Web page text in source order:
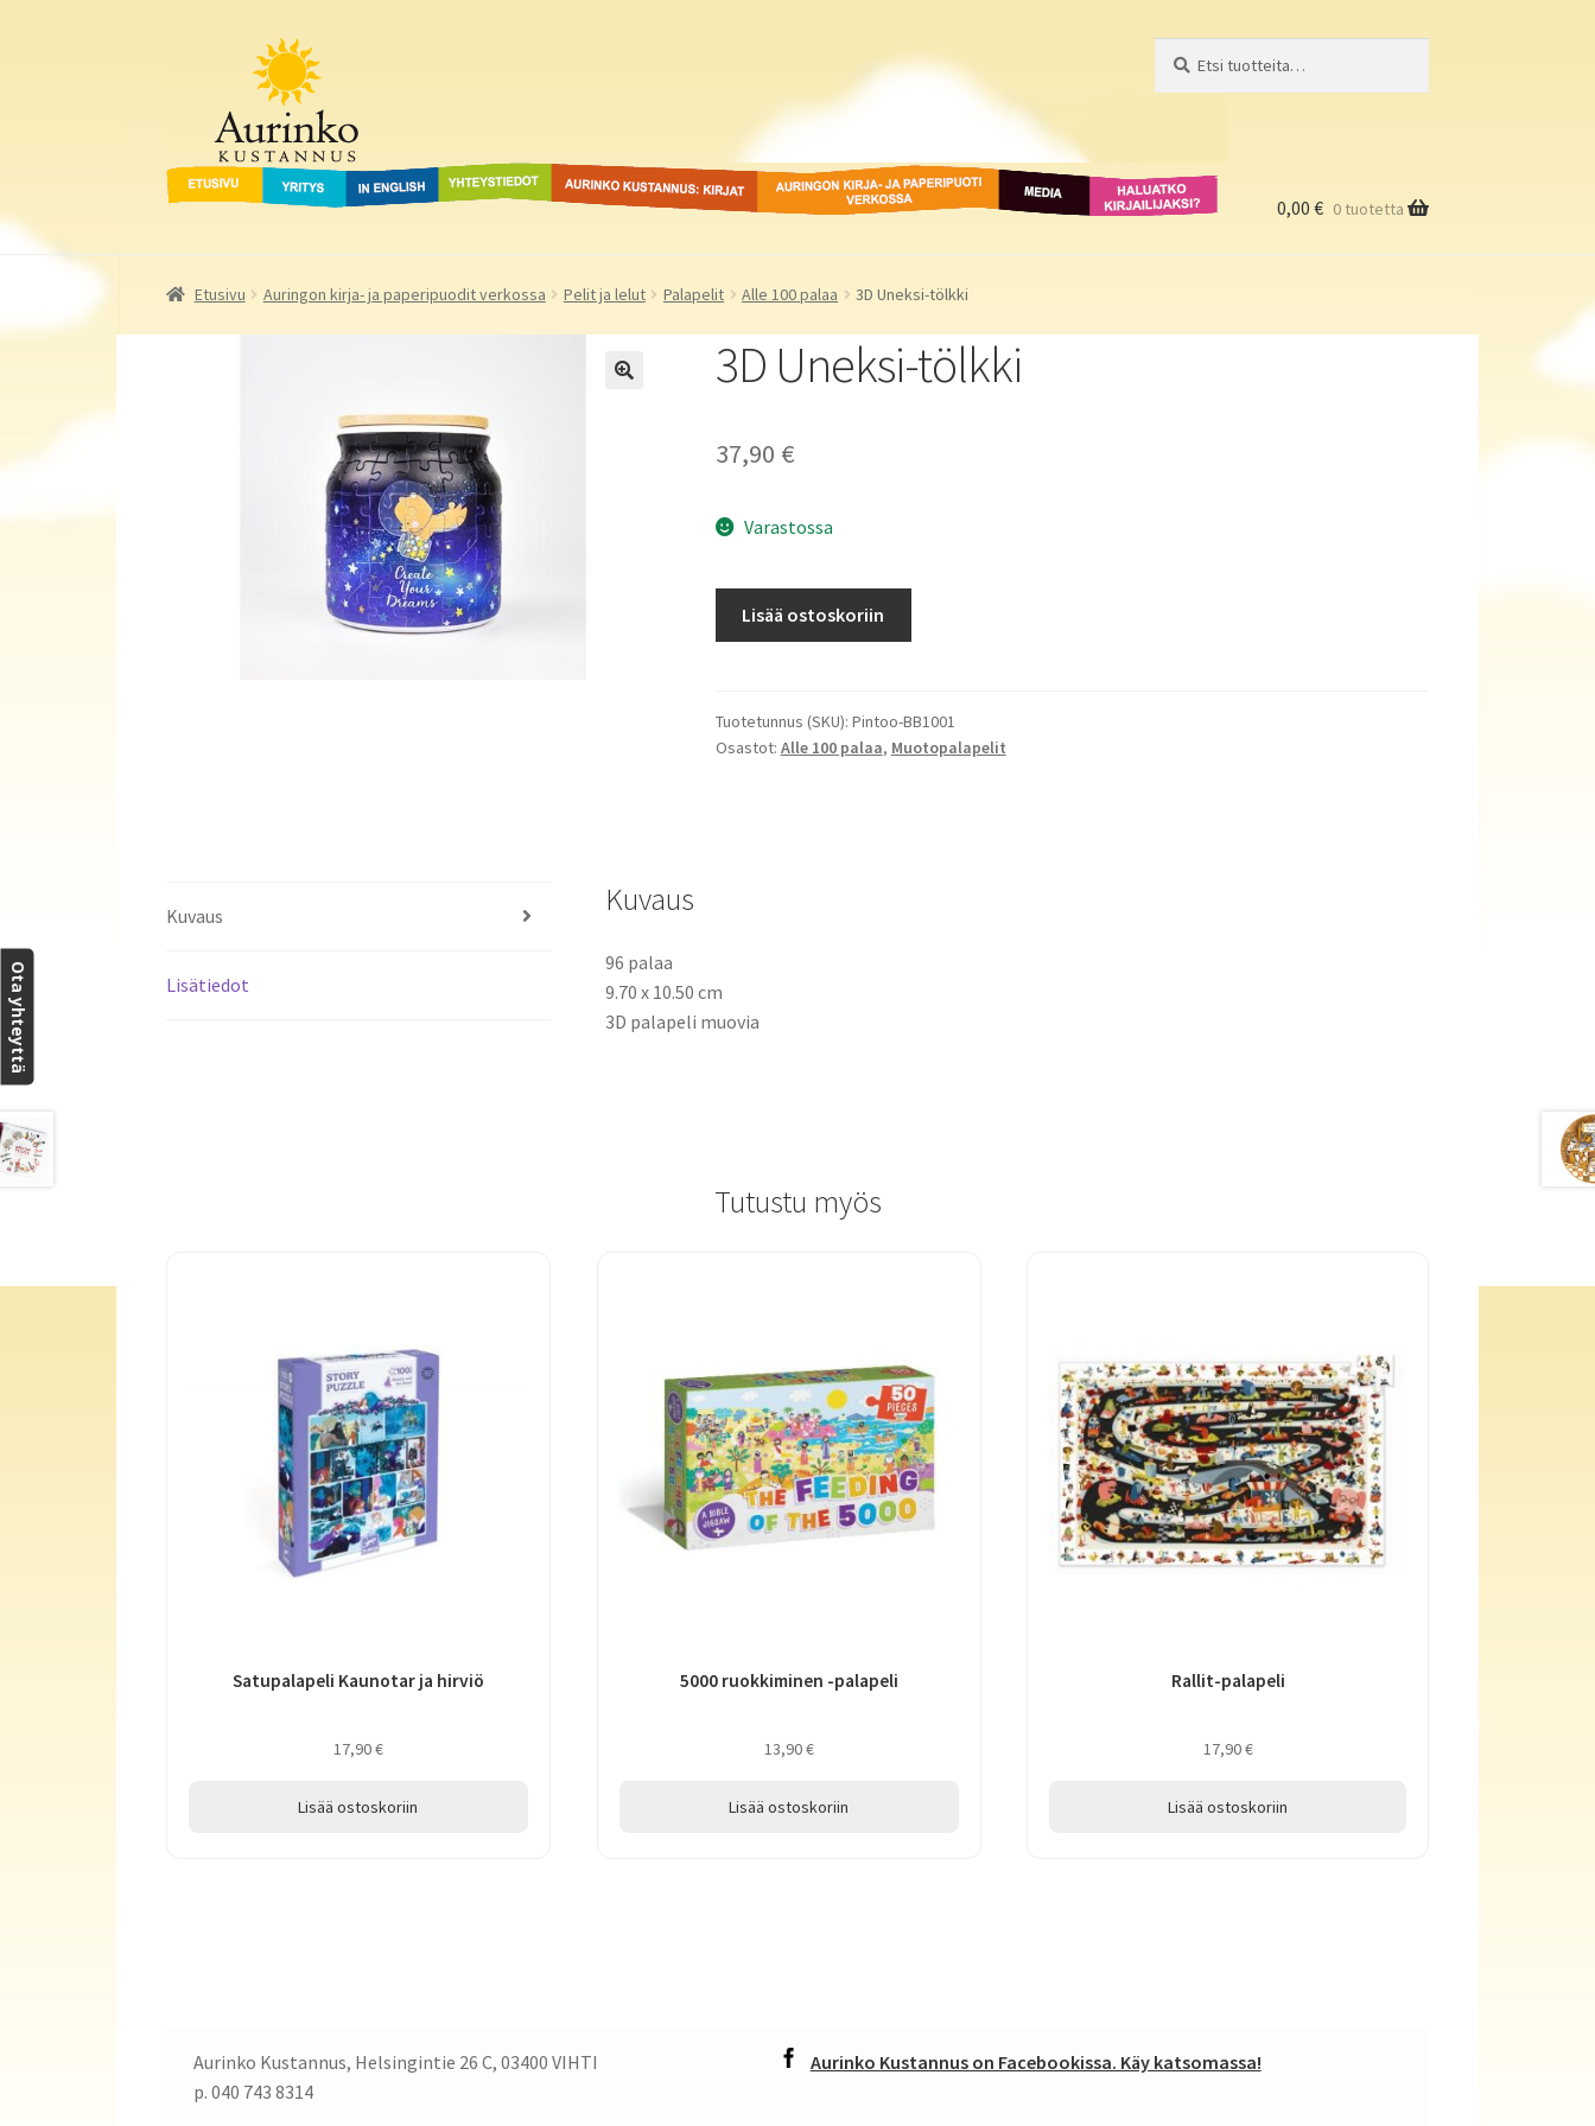
navigointiin
Aurinko Kustannus
Etusivu Yritys In English Yhteystiedot Aurinko Kustannus: kirjat Auringon kirja- ja
paperipuodit verkossa
Media
Haluatko
kirjailijaksi?
0,00 € 0 tuotetta
Etusivu Auringon kirja- ja paperipuodit verkossa Pelit ja lelut Palapelit Alle 100 palaa 3D Uneksi-tölkki
3D Uneksi-tölkki
37,90 €
Varastossa
Lisää ostoskoriin
Tuotetunnus (SKU): Pintoo-BB1001
Osastot: Alle 100 palaa, Muotopalapelit
Kuvaus
Lisätiedot
Kuvaus
96 palaa
9.70 x 10.50 cm
3D palapeli muovia
Tutustu myös
Satupalapeli Kaunotar ja hirviö
17,90€
Lisää ostoskoriin
5000 ruokkiminen -palapeli
13,90€
Lisää ostoskoriin
Rallit-palapeli
17,90€
Lisää ostoskoriin
Aurinko Kustannus, Helsingintie 26 C, 03400 VIHTI
p. 040 743 8314
Aurinko Kustannus on Facebookissa. Käy katsomassa!
Ota yhteyttä